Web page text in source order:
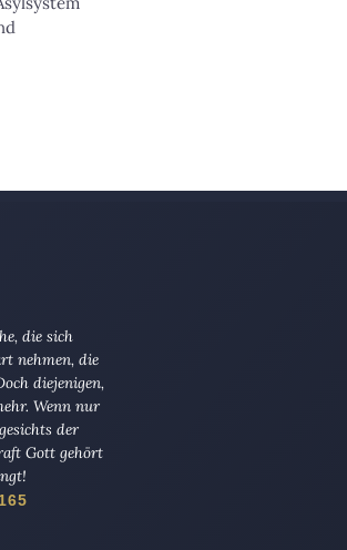
die sich
nehmen, die
diejenigen,
Wenn nur
der
Gott gehört